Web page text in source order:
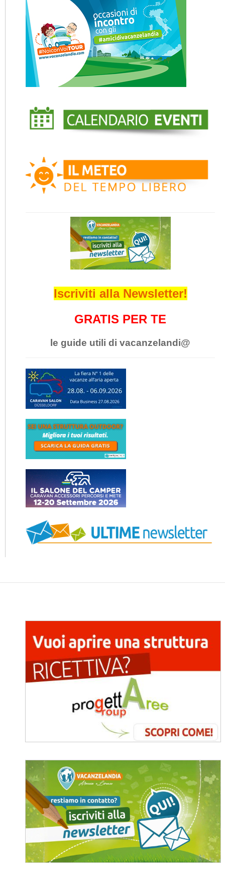
Iscriviti alla Newsletter!
GRATIS PER TE
le guide utili di vacanzelandi@